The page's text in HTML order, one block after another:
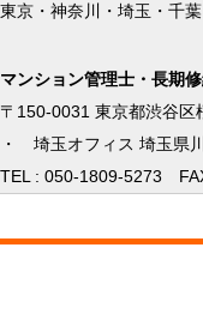
東京・神奈川・埼玉・千
マンション管理士・長期
〒150-0031 東京都渋谷
・ 埼玉オフィス 埼玉
TEL : 050-1809-5273